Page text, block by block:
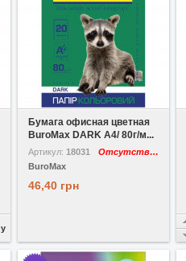
В избранное Сравнить
Бумага офисная цветная
BuroMax DARK A4/ 80г/м...
Артикул: 18031
Отсутствует
BuroMax
46,40 грн